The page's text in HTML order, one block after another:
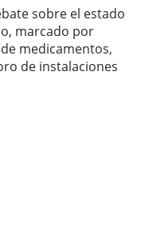
sobre el estado
marcado por
medicamentos,
de instalaciones